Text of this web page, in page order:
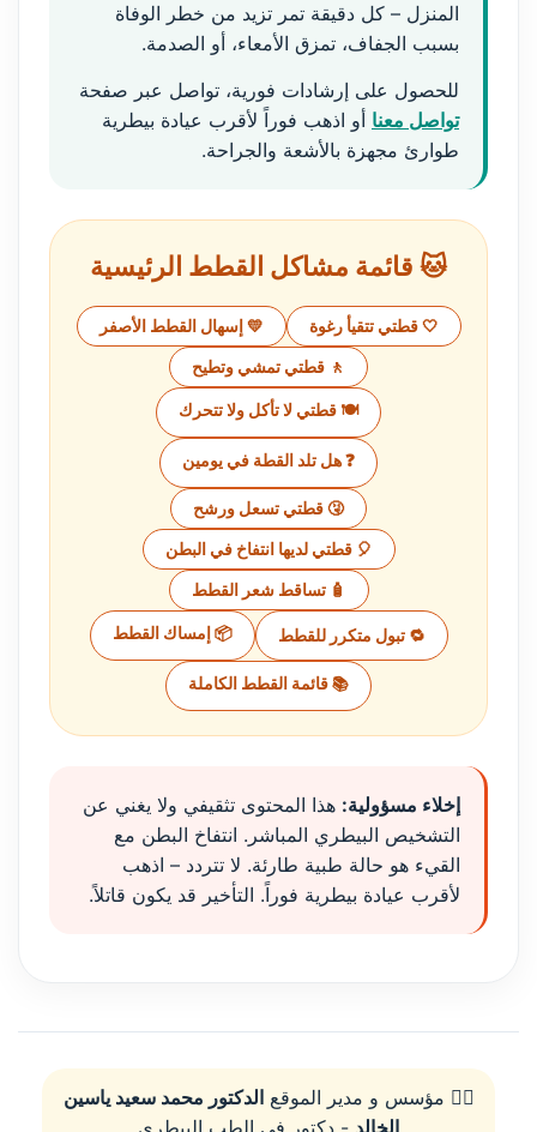
المنزل – كل دقيقة تمر تزيد من خطر الوفاة
بسبب الجفاف، تمزق الأمعاء، أو الصدمة.
للحصول على إرشادات فورية، تواصل عبر صفحة
تواصل معنا أو اذهب فوراً لأقرب عيادة بيطرية
طوارئ مجهزة بالأشعة والجراحة.
🐱 قائمة مشاكل القطط الرئيسية
🤍 قطتي تتقيأ رغوة 💛 إسهال القطط الأصفر
🚶 قطتي تمشي وتطيح
🍽️ قطتي لا تأكل ولا تتحرك
❓ هل تلد القطة في يومين
🤧 قطتي تسعل ورشح
🎈 قطتي لديها انتفاخ في البطن
🧴 تساقط شعر القطط
🔁 تبول متكرر للقطط 📦 إمساك القطط
📚 قائمة القطط الكاملة
إخلاء مسؤولية: هذا المحتوى تثقيفي ولا يغني عن
التشخيص البيطري المباشر. انتفاخ البطن مع
القيء هو حالة طبية طارئة. لا تتردد – اذهب
لأقرب عيادة بيطرية فوراً. التأخير قد يكون قاتلاً.
👨‍⚕️ مؤسس و مدير الموقعالدكتور محمد سعيد ياسين
الخالد - دكتور في الطب البيطري